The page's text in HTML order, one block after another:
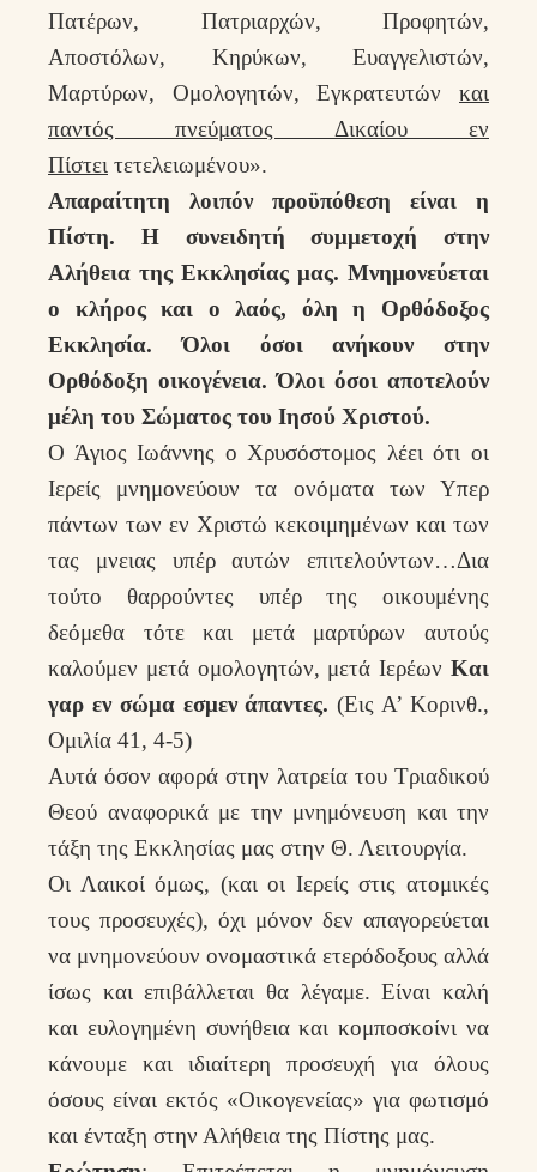
Πατέρων, Πατριαρχών, Προφητών,
Αποστόλων, Κηρύκων, Ευαγγελιστών,
Μαρτύρων, Ομολογητών, Εγκρατευτών και
παντός πνεύματος Δικαίου εν
Πίστει τετελειωμένου».
Απαραίτητη λοιπόν προϋπόθεση είναι η
Πίστη. Η συνειδητή συμμετοχή στην
Αλήθεια της Εκκλησίας μας. Μνημονεύεται
ο κλήρος και ο λαός, όλη η Ορθόδοξος
Εκκλησία. Όλοι όσοι ανήκουν στην
Ορθόδοξη οικογένεια. Όλοι όσοι αποτελούν
μέλη του Σώματος του Ιησού Χριστού.
Ο Άγιος Ιωάννης ο Χρυσόστομος λέει ότι οι
Ιερείς μνημονεύουν τα ονόματα των Υπερ
πάντων των εν Χριστώ κεκοιμημένων και των
τας μνειας υπέρ αυτών επιτελούντων…Δια
τούτο θαρρούντες υπέρ της οικουμένης
δεόμεθα τότε και μετά μαρτύρων αυτούς
καλούμεν μετά ομολογητών, μετά Ιερέων Και
γαρ εν σώμα εσμεν άπαντες. (Εις Α’ Κορινθ.,
Ομιλία 41, 4-5)
Αυτά όσον αφορά στην λατρεία του Τριαδικού
Θεού αναφορικά με την μνημόνευση και την
τάξη της Εκκλησίας μας στην Θ. Λειτουργία.
Οι Λαικοί όμως, (και οι Ιερείς στις ατομικές
τους προσευχές), όχι μόνον δεν απαγορεύεται
να μνημονεύουν ονομαστικά ετερόδοξους αλλά
ίσως και επιβάλλεται θα λέγαμε. Είναι καλή
και ευλογημένη συνήθεια και κομποσκοίνι να
κάνουμε και ιδιαίτερη προσευχή για όλους
όσους είναι εκτός «Οικογενείας» για φωτισμό
και ένταξη στην Αλήθεια της Πίστης μας.